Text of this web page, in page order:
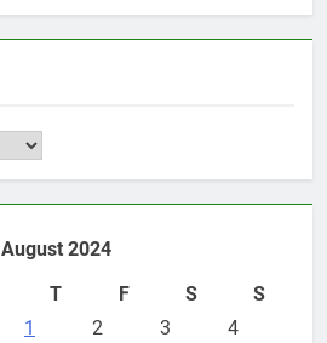
August 2024
T F S
S
1
2 3
4